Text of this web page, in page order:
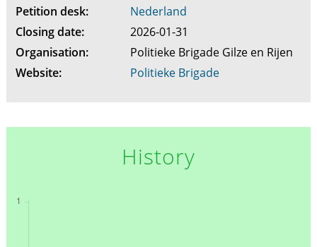
Petition desk:
Nederland
Closing date:
2026-01-31
Organisation:
Politieke Brigade Gilze en Rijen
Website:
Politieke Brigade
History